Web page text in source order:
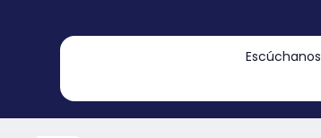
Escúchanos